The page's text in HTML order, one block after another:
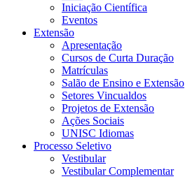
Iniciação Científica
Eventos
Extensão
Apresentação
Cursos de Curta Duração
Matrículas
Salão de Ensino e Extensão
Setores Vincualdos
Projetos de Extensão
Ações Sociais
UNISC Idiomas
Processo Seletivo
Vestibular
Vestibular Complementar